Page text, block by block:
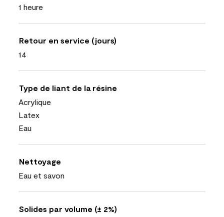
1 heure
Retour en service (jours)
14
Type de liant de la résine
Acrylique
Latex
Eau
Nettoyage
Eau et savon
Solides par volume (± 2%)